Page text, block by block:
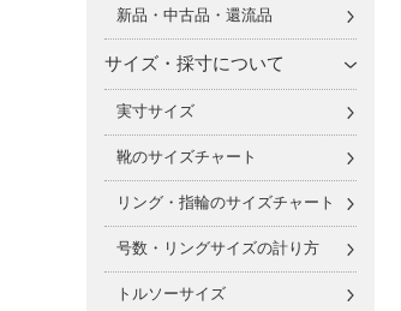
新品・中古品・還流品
サイズ・採寸について
実寸サイズ
靴のサイズチャート
リング・指輪のサイズチャート
号数・リングサイズの計り方
トルソーサイズ